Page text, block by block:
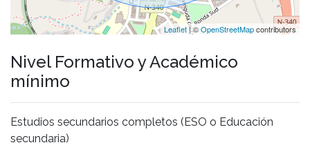
Leaflet| ©OpenStreetMapcontributors
Nivel Formativo y Académico
mínimo
Estudios secundarios completos (ESO o Educación
secundaria)